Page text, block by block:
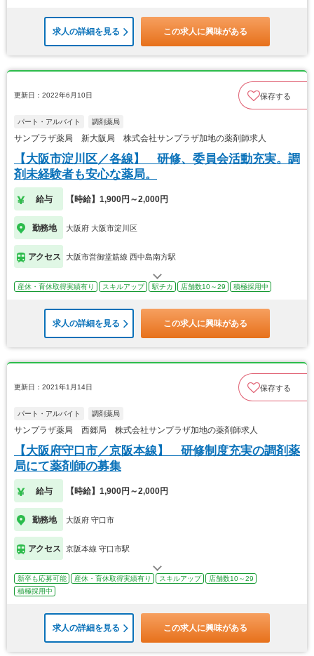
求人の詳細を見る この求人に興味がある
更新日：2022年6月10日 保存する
パート・アルバイト 調剤薬局
サンプラザ薬局 新大阪局 株式会社サンプラザ加地の薬剤師求人
【大阪市淀川区／各線】 研修、委員会活動充実。調
剤未経験者も安心な薬局。
給与 【時給】1,900円～2,000円
勤務地 大阪府 大阪市淀川区
アクセス 大阪市営御堂筋線 西中島南方駅
産休・育休取得実績有り スキルアップ 駅チカ 店舗数10～29 積極採用中
求人の詳細を見る この求人に興味がある
更新日：2021年1月14日 保存する
パート・アルバイト 調剤薬局
サンプラザ薬局 西郷局 株式会社サンプラザ加地の薬剤師求人
【大阪府守口市／京阪本線】 研修制度充実の調剤薬
局にて薬剤師の募集
給与 【時給】1,900円～2,000円
勤務地 大阪府 守口市
アクセス 京阪本線 守口市駅
新卒も応募可能 産休・育休取得実績有り スキルアップ
店舗数10～29
積極採用中
求人の詳細を見る この求人に興味がある